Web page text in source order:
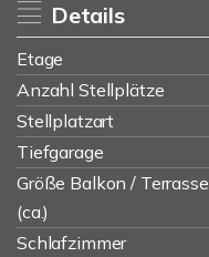
Details
Etage
Anzahl Stellplätze
Stellplatzart
Tiefgarage
Größe Balkon / Terrasse
(ca.)
Schlafzimmer